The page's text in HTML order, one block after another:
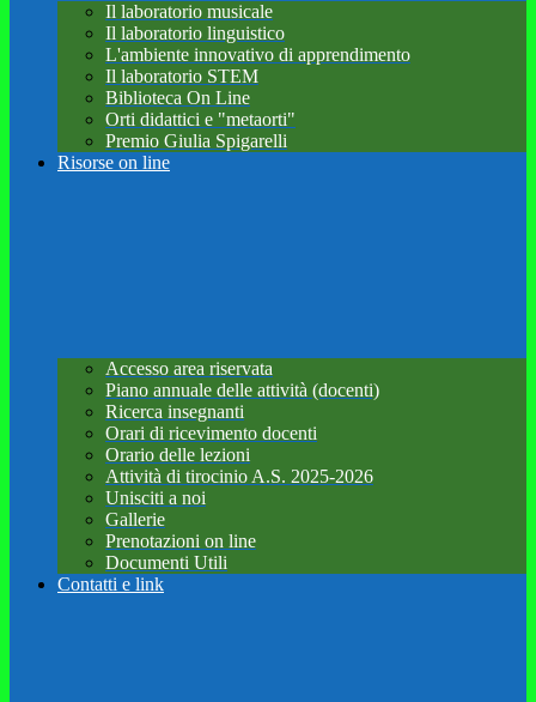
Il laboratorio musicale
Il laboratorio linguistico
L'ambiente innovativo di apprendimento
Il laboratorio STEM
Biblioteca On Line
Orti didattici e "metaorti"
Premio Giulia Spigarelli
Risorse on line
Accesso area riservata
Piano annuale delle attività (docenti)
Ricerca insegnanti
Orari di ricevimento docenti
Orario delle lezioni
Attività di tirocinio A.S. 2025-2026
Unisciti a noi
Gallerie
Prenotazioni on line
Documenti Utili
Contatti e link